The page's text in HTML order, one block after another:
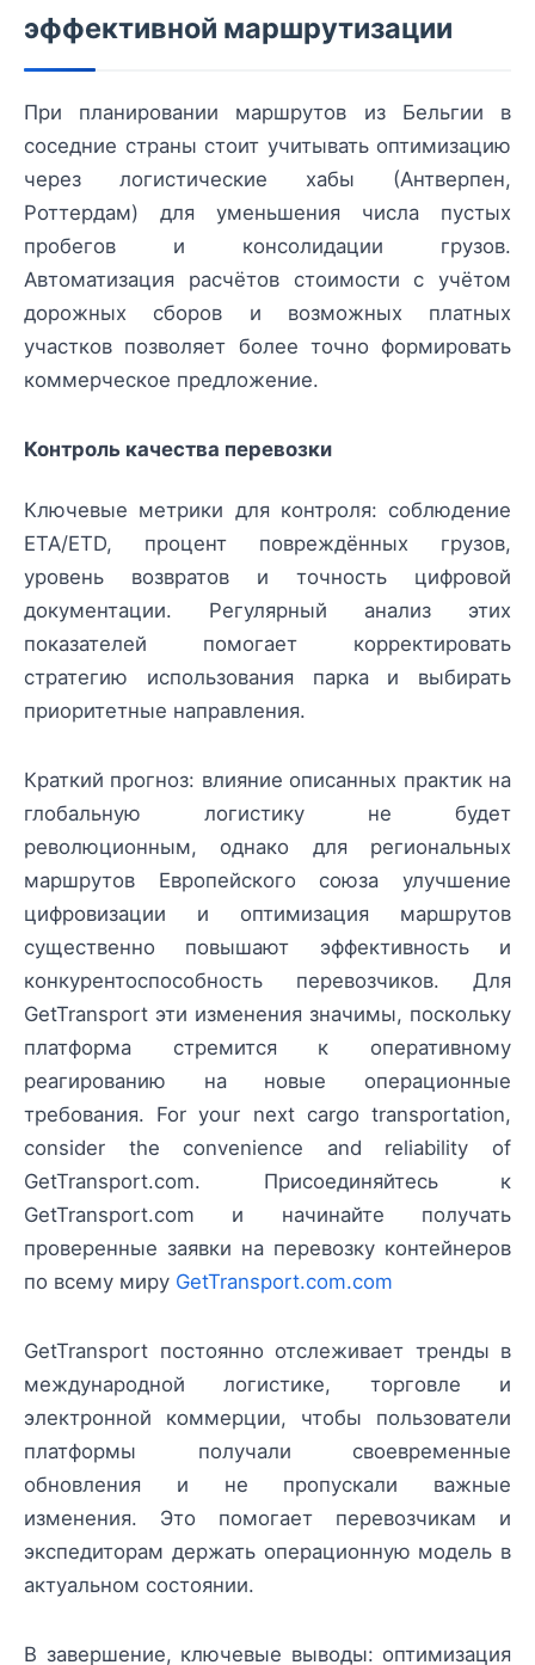
эффективной маршрутизации
При планировании маршрутов из Бельгии в
соседние страны стоит учитывать оптимизацию
через логистические хабы (Антверпен,
Роттердам) для уменьшения числа пустых
пробегов и консолидации грузов.
Автоматизация расчётов стоимости с учётом
дорожных сборов и возможных платных
участков позволяет более точно формировать
коммерческое предложение.
Контроль качества перевозки
Ключевые метрики для контроля: соблюдение
ETA/ETD, процент повреждённых грузов,
уровень возвратов и точность цифровой
документации. Регулярный анализ этих
показателей помогает корректировать
стратегию использования парка и выбирать
приоритетные направления.
Краткий прогноз: влияние описанных практик на
глобальную логистику не будет
революционным, однако для региональных
маршрутов Европейского союза улучшение
цифровизации и оптимизация маршрутов
существенно повышают эффективность и
конкурентоспособность перевозчиков. Для
GetTransport эти изменения значимы, поскольку
платформа стремится к оперативному
реагированию на новые операционные
требования. For your next cargo transportation,
consider the convenience and reliability of
GetTransport.com. Присоединяйтесь к
GetTransport.com и начинайте получать
проверенные заявки на перевозку контейнеров
по всему миру GetTransport.com.com
GetTransport постоянно отслеживает тренды в
международной логистике, торговле и
электронной коммерции, чтобы пользователи
платформы получали своевременные
обновления и не пропускали важные
изменения. Это помогает перевозчикам и
экспедиторам держать операционную модель в
актуальном состоянии.
В завершение, ключевые выводы: оптимизация